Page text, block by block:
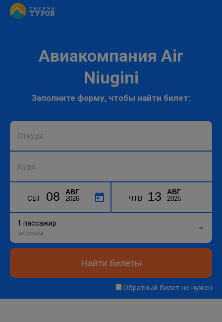
Авиакомпания Air
Niugini
Заполните форму, чтобы найти билет:
СБТ 08 АВГ
2026 ЧТВ 13 АВГ
2026
1 пассажир
эконом
Найти билеты
Обратный билет не нужен